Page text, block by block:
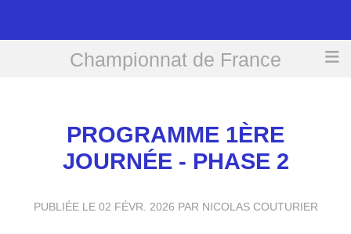
Championnat de France
Programme 1ère Journée - Phase 2
PROGRAMME 1ÈRE
JOURNÉE - PHASE 2
PUBLIÉE LE 02 FÉVR. 2026 PAR NICOLAS COUTURIER